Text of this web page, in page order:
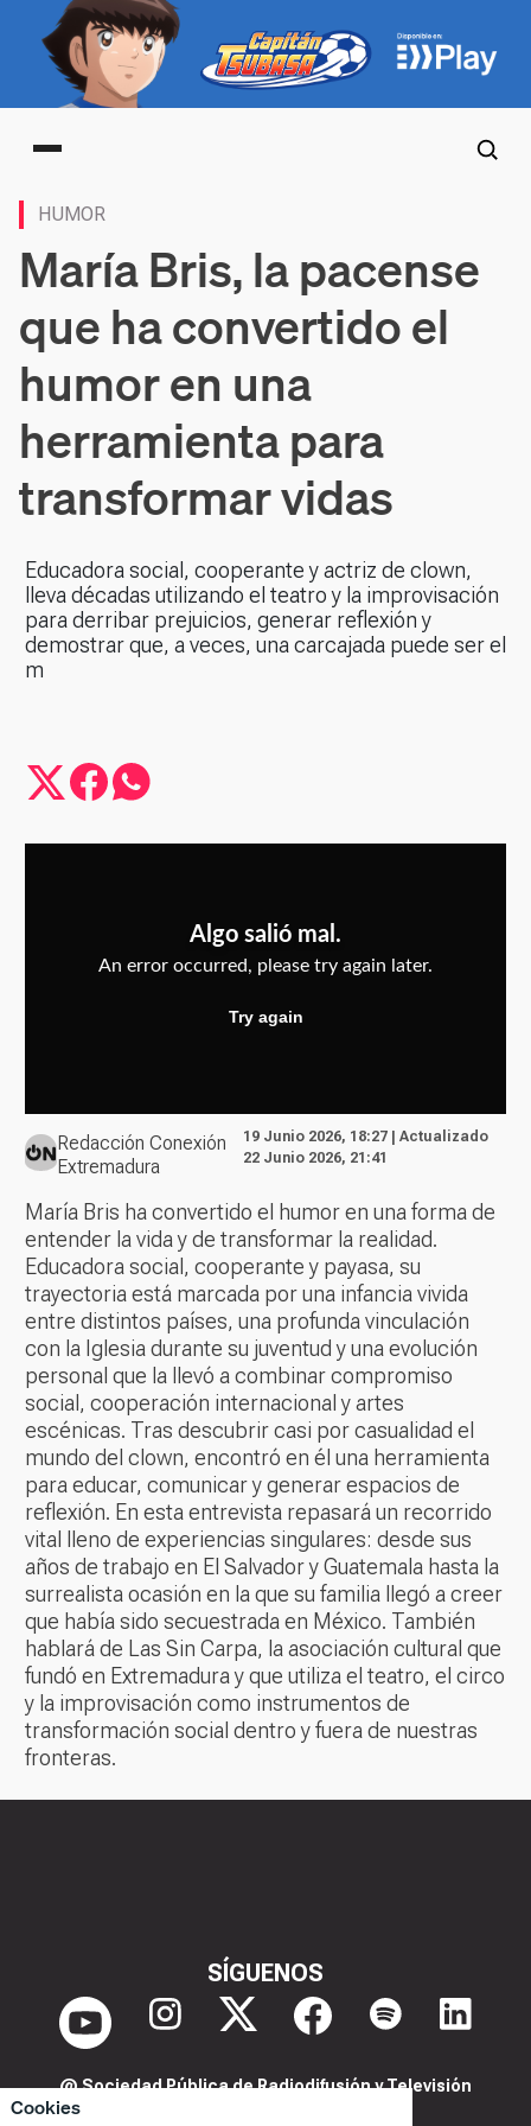
Cookies
Main menu
HUMOR
María Bris, la pacense
que ha convertido el
humor en una
herramienta para
transformar vidas
Educadora social, cooperante y actriz de clown,
lleva décadas utilizando el teatro y la improvisación
para derribar prejuicios, generar reflexión y
demostrar que, a veces, una carcajada puede ser el
m
Redacción Conexión
Extremadura
19 Junio 2026, 18:27 | Actualizado
22 Junio 2026, 21:41
María Bris ha convertido el humor en una forma de
entender la vida y de transformar la realidad.
Educadora social, cooperante y payasa, su
trayectoria está marcada por una infancia vivida
entre distintos países, una profunda vinculación
con la Iglesia durante su juventud y una evolución
personal que la llevó a combinar compromiso
social, cooperación internacional y artes
escénicas. Tras descubrir casi por casualidad el
mundo del clown, encontró en él una herramienta
para educar, comunicar y generar espacios de
reflexión. En esta entrevista repasará un recorrido
vital lleno de experiencias singulares: desde sus
años de trabajo en El Salvador y Guatemala hasta la
surrealista ocasión en la que su familia llegó a creer
que había sido secuestrada en México. También
hablará de Las Sin Carpa, la asociación cultural que
fundó en Extremadura y que utiliza el teatro, el circo
y la improvisación como instrumentos de
transformación social dentro y fuera de nuestras
fronteras.
SÍGUENOS
@ Sociedad Pública de Radiodifusión y Televisión